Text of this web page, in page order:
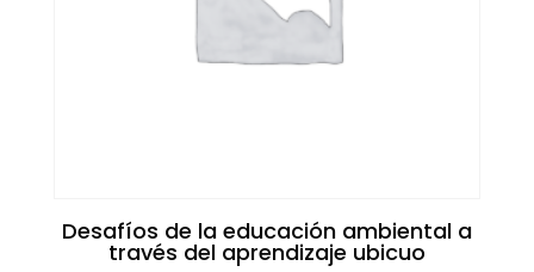
Desafíos de la educación ambiental a
través del aprendizaje ubicuo